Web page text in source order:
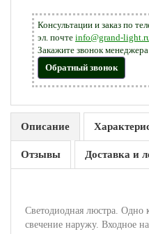
Консультации и заказ по
эл. почте info@grand-
Закажите звонок менеджера
Обратный звонок
Описание
Отзывы Доставка и
Светодиодная люстра. Одно
свечение наружу. Входное